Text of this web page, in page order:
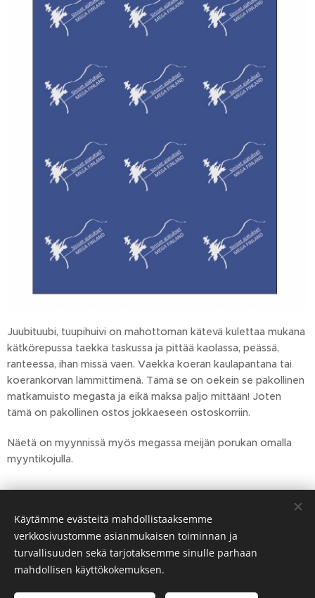
Juubituubi, tuupihuivi on mahottoman kätevä kulettaa mukana
kätkörepussa taekka taskussa ja pittää kaolassa, peässä,
ranteessa, ihan missä vaen. Vaekka koeran kaulapantana tai
koerankorvan lämmittimenä. Tämä se on oekein se pakollinen
matkamuisto megasta ja eikä maksa paljo mittään! Joten
tämä on pakollinen ostos jokkaeseen ostoskorriin.
Näetä on myynnissä myös megassa meijän porukan omalla
myyntikojulla.
Evästeet
Käytämme evästeitä mahdollistaaksemme
verkkosivustomme asianmukaisen toiminnan ja
turvallisuuden sekä tarjotaksemme sinulle parhaan
mahdollisen käyttökokemuksen.